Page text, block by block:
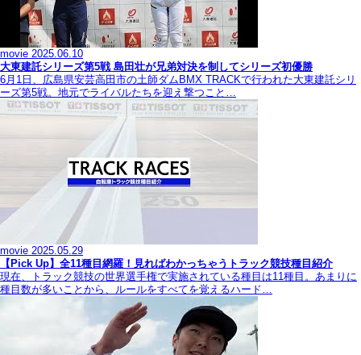
movie 2025.06.10
大東建託シリーズ第5戦 島田壮が兄弟対決を制してシリーズ初優勝
6月1日、広島県安芸高田市の土師ダムBMX TRACKで行われた大東建託シリ
ーズ第5戦。地元でライバルたちを迎え撃つこと…
movie 2025.05.29
【Pick Up】全11種目網羅！見ればわかっちゃうトラック競技種目紹介
現在、トラック競技の世界選手権で実施されている種目は11種目。あまりに
種目数が多いことから、ルールをすべてを覚えるハード…